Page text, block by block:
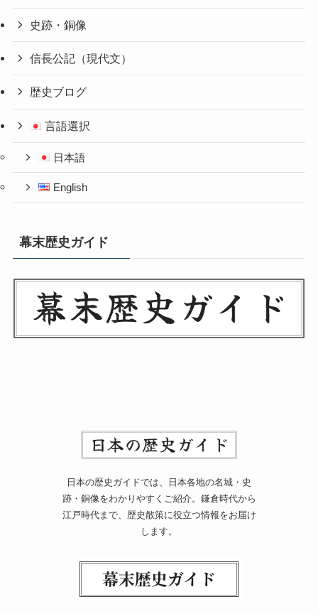
史跡・銅像
信長公記（現代文）
歴史ブログ
言語選択
日本語
English
幕末歴史ガイド
日本の歴史ガイドでは、日本各地の名城・史
跡・銅像をわかりやすくご紹介。鎌倉時代から
江戸時代まで、歴史散策に役立つ情報をお届け
します。